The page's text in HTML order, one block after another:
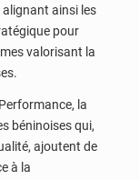
ainsi les
pour
valorisant la
la
béninoises qui,
ajoutent de
à la